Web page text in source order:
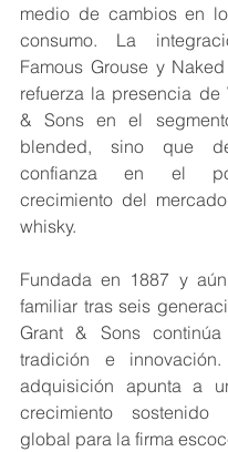
medio de cambios en
consumo. La
Famous Grouse y
refuerza la presencia de
& Sons en el
blended, sino que
confianza en el
crecimiento del
whisky.
Fundada en 1887 y
familiar tras seis
Grant & Sons continúa
tradición e
adquisición apunta a
crecimiento
global para la firma